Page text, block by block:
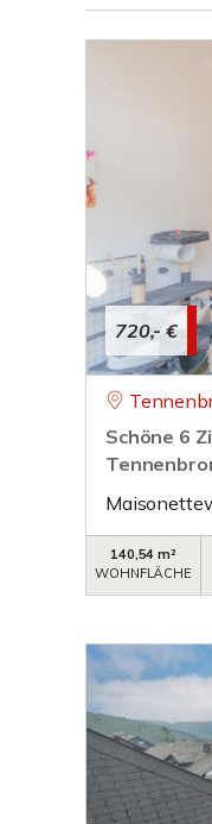
720,- €
Schöne 6
140,54 m²
WOHNFLÄCHE